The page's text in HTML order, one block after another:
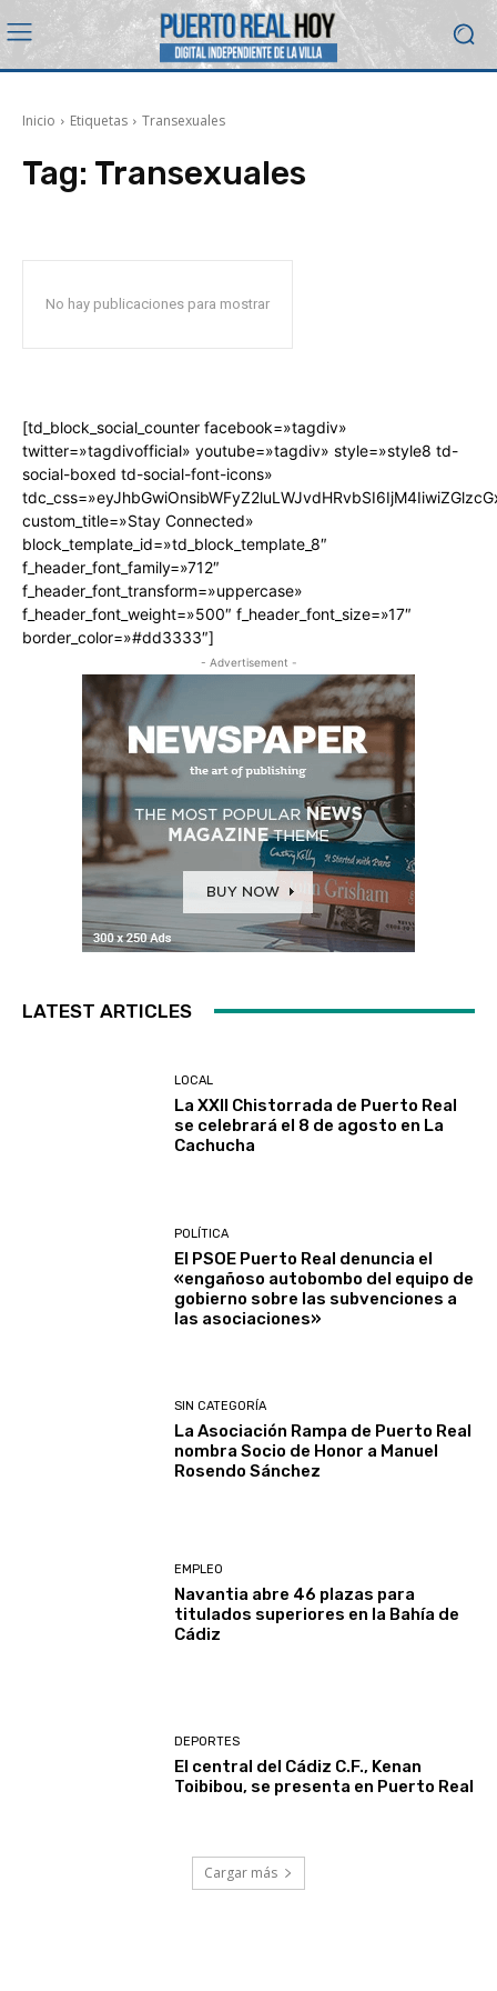
Inicio Etiquetas Transexuales
Tag: Transexuales
No hay publicaciones para mostrar
[td_block_social_counter facebook=»tagdiv»
twitter=»tagdivofficial» youtube=»tagdiv» style=»style8 td-
social-boxed td-social-font-icons»
custom_title=»Stay Connected»
block_template_id=»td_block_template_8″
f_header_font_family=»712″
f_header_font_transform=»uppercase»
f_header_font_weight=»500″ f_header_font_size=»17″
border_color=»#dd3333″]
- Advertisement -
LATEST ARTICLES
LOCAL
La XXII Chistorrada de Puerto Real
se celebrará el 8 de agosto en La
Cachucha
POLÍTICA
El PSOE Puerto Real denuncia el
«engañoso autobombo del equipo de
gobierno sobre las subvenciones a
las asociaciones»
SIN CATEGORÍA
La Asociación Rampa de Puerto Real
nombra Socio de Honor a Manuel
Rosendo Sánchez
EMPLEO
Navantia abre 46 plazas para
titulados superiores en la Bahía de
Cádiz
DEPORTES
El central del Cádiz C.F., Kenan
Toibibou, se presenta en Puerto Real
Cargar más